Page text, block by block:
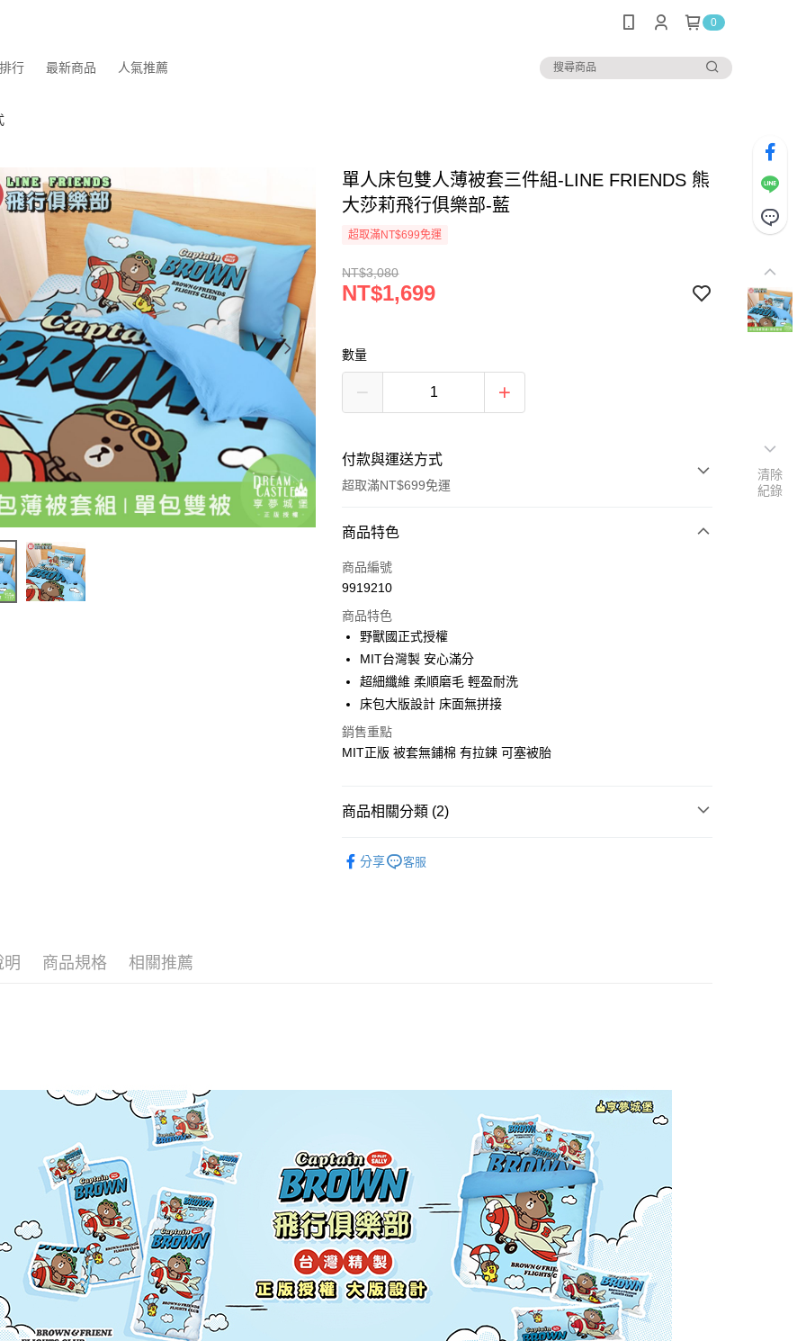
0
行 最新商品 人氣推薦
單人床包雙人薄被套三件組-LINE FRIENDS 熊
大莎莉飛行俱樂部-藍
超取滿NT$699免運
NT$3,080
NT$1,699
數量
付款與運送方式
超取滿NT$699免運
付款方式
信用卡一次付款
LINE Pay
Apple Pay
街口支付
悠遊付
運送方式
商品特色
商品編號
9919210
商品特色
野獸國正式授權
MIT台灣製 安心滿分
超細纖維 柔順磨毛 輕盈耐洗
床包大版設計 床面無拼接
銷售重點
MIT正版 被套無鋪棉 有拉鍊 可塞被胎
商品相關分類 (2)
分享 客服
明 商品規格 相關推薦
清除
紀錄